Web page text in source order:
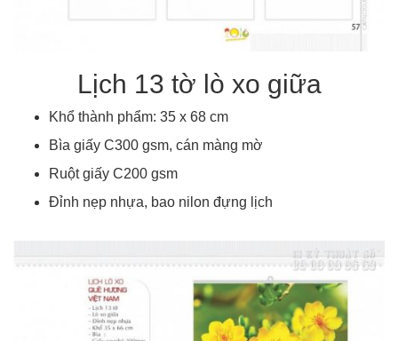
Lịch 13 tờ lò xo giữa
Khổ thành phẩm: 35 x 68 cm
Bìa giấy C300 gsm, cán màng mờ
Ruột giấy C200 gsm
Đỉnh nẹp nhựa, bao nilon đựng lịch